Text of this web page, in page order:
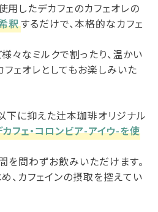
用したデカフェのカフェオレの
釈するだけで、本格的なカフェ
々なミルクで割ったり、温かい
フェオレとしてもお楽しみいた
下に抑えた辻本珈琲オリジナル
フェ・コロンビア-アイウ-を使
を問わずお飲みいただけます。
、カフェインの摂取を控えてい